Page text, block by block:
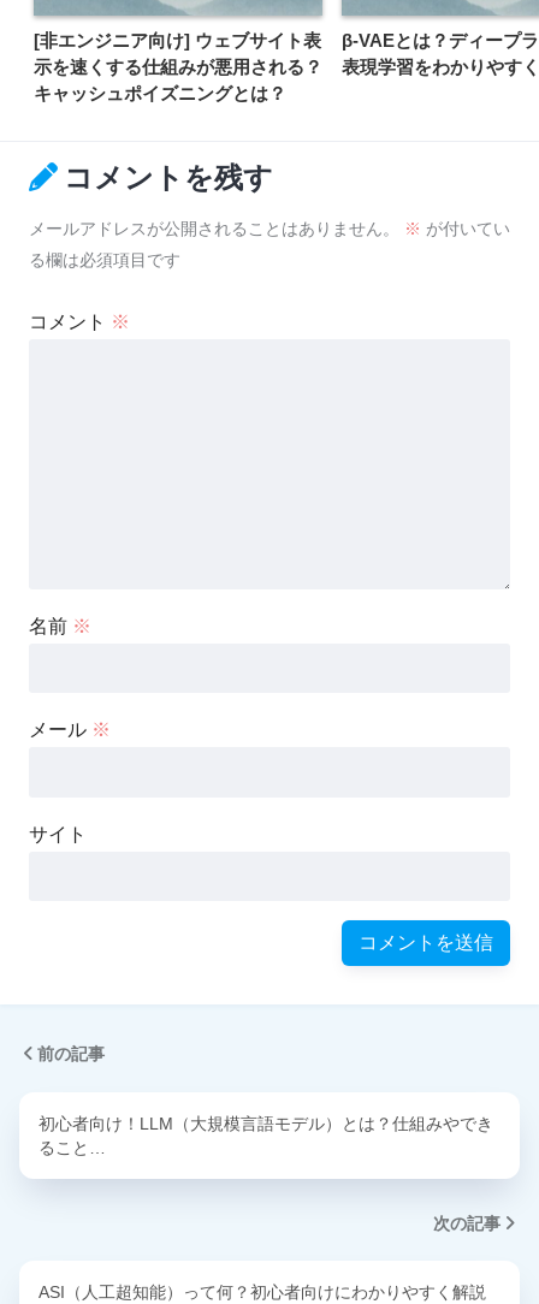
[非エンジニア向け] ウェブサイト表
示を速くする仕組みが悪用される？
キャッシュポイズニングとは？
β-VAEとは？ディープ
表現学習をわかりやす
コメントを残す
メールアドレスが公開されることはありません。 ※ が付いてい
る欄は必須項目です
コメント ※
名前 ※
メール ※
サイト
前の記事
初心者向け！LLM（大規模言語モデル）とは？仕組みやでき
ること…
次の記事
ASI（人工超知能）って何？初心者向けにわかりやすく解説